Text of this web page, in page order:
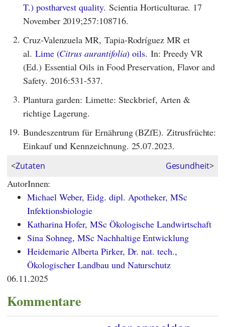
T.) postharvest quality. Scientia Horticulturae. 17
November 2019;257:108716.
2. Cruz-Valenzuela MR, Tapia-Rodríguez MR et
al. Lime (Citrus aurantifolia) oils. In: Preedy VR
(Ed.) Essential Oils in Food Preservation, Flavor and
Safety. 2016:531-537.
3. Plantura garden: Limette: Steckbrief, Arten &
richtige Lagerung.
19. Bundeszentrum für Ernährung (BZfE). Zitrusfrüchte:
Einkauf und Kennzeichnung. 25.07.2023.
<Zutaten Gesundheit>
AutorInnen:
Michael Weber, Eidg. dipl. Apotheker, MSc
Infektionsbiologie
Katharina Hofer, MSc Ökologische Landwirtschaft
Sina Sohneg, MSc Nachhaltige Entwicklung
Heidemarie Alberta Pirker, Dr. nat. tech.,
Ökologischer Landbau und Naturschutz
06.11.2025
Kommentare